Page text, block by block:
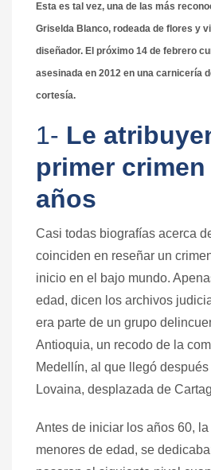
Esta es tal vez, una de las más
Griselda Blanco, rodeada de flores y
diseñador. El próximo 14 de febrero
asesinada en 2012 en una carnicería
cortesía.
1- Le
primer crimen
años
Casi todas biografías acerca
coinciden en reseñar un
inicio en el bajo mundo.
edad, dicen los archivos
era parte de un grupo
Antioquia, un recodo de la
Medellín, al que llegó
Lovaina, desplazada de
Antes de iniciar los años 60,
menores de edad, se